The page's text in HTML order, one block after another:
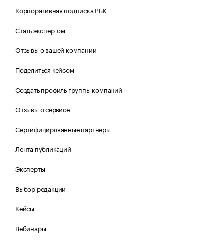
Корпоративная подписка РБК
Стать экспертом
Отзывы о вашей компании
Поделиться кейсом
Создать профиль группы компаний
Отзывы о сервисе
Сертифицированные партнеры
Лента публикаций
Эксперты
Выбор редакции
Кейсы
Вебинары